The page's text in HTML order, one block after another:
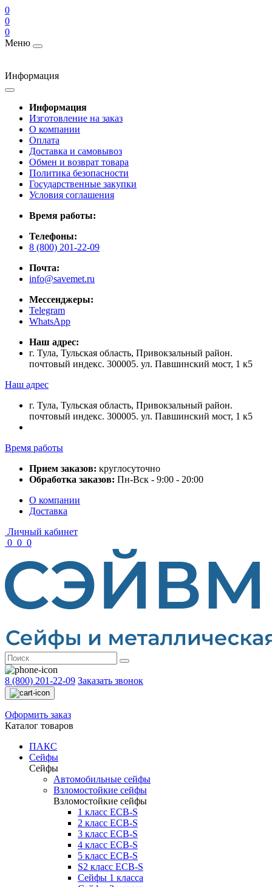
0
0
0
Меню
Информация
Информация
Изготовление на заказ
О компании
Оплата
Доставка и самовывоз
Обмен и возврат товара
Политика безопасности
Государственные закупки
Условия соглашения
Время работы:
Телефоны:
8 (800) 201-22-09
Почта:
info@savemet.ru
Мессенджеры:
Telegram
WhatsApp
Наш адрес:
г. Тула, Тульская область, Привокзальный район.
почтовый индекс. 300005. ул. Павшинский мост, 1 к5
Наш адрес
г. Тула, Тульская область, Привокзальный район.
почтовый индекс. 300005. ул. Павшинский мост, 1 к5
Время работы
Прием заказов: круглосуточно
Обработка заказов: Пн-Вск - 9:00 - 20:00
О компании
Доставка
Личный кабинет
0 0 0
8 (800) 201-22-09 Заказать звонок
Оформить заказ
Каталог товаров
ПАКС
Сейфы
Сейфы
Автомобильные сейфы
Взломостойкие сейфы
Взломостойкие сейфы
1 класс ECB-S
2 класс ECB-S
3 класс ECB-S
4 класс ECB-S
5 класс ECB-S
S2 класс ECB-S
Сейфы 1 класса